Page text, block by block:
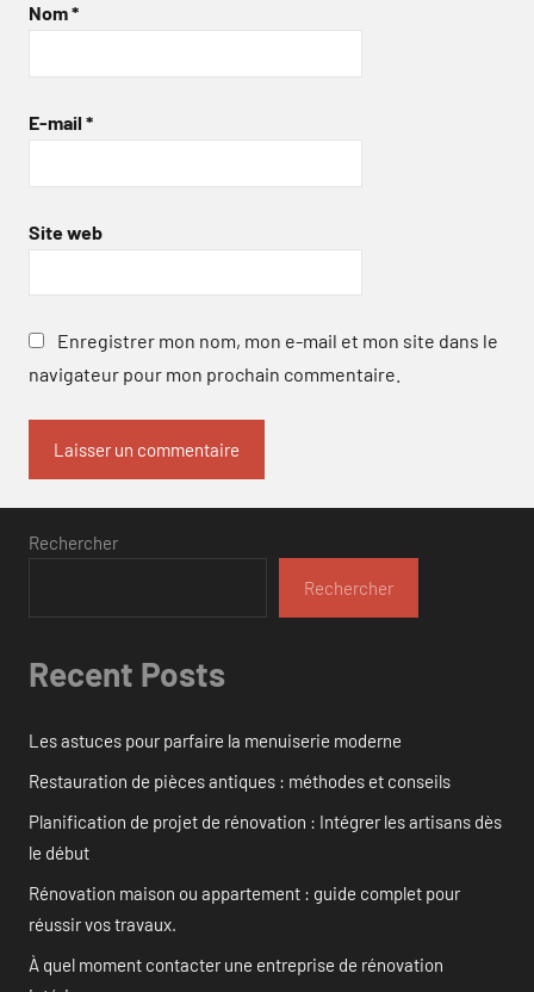
Nom*
E-mail *
Site web
Enregistrer mon nom, mon e-mail et mon site dans le
navigateur pour mon prochain commentaire.
Rechercher
Rechercher
Recent Posts
Les astuces pour parfaire la menuiserie moderne
Restauration de pièces antiques : méthodes et conseils
Planification de projet de rénovation : Intégrer les artisans dès
le début
Rénovation maison ou appartement : guide complet pour
réussir vos travaux.
À quel moment contacter une entreprise de rénovation